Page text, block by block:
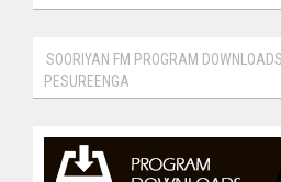
SOORIYAN FM PROGRAM
PESUREENGA